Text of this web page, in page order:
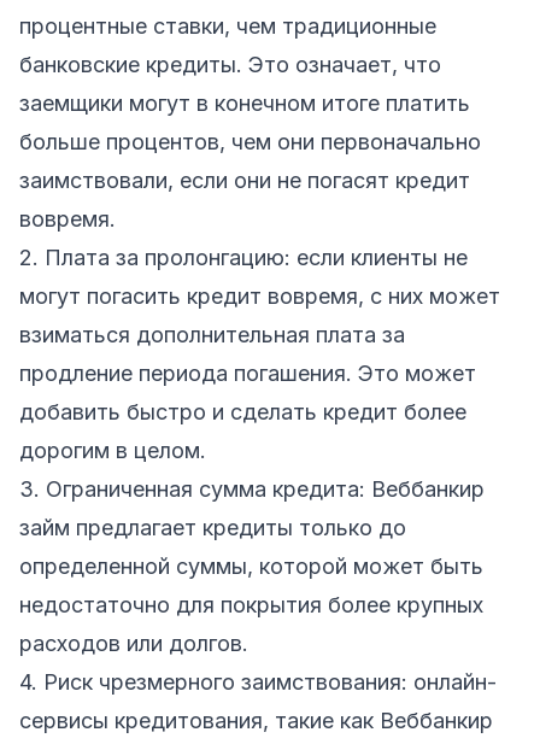
процентные ставки, чем традиционные
банковские кредиты. Это означает, что
заемщики могут в конечном итоге платить
больше процентов, чем они первоначально
заимствовали, если они не погасят кредит
вовремя.
2. Плата за пролонгацию: если клиенты не
могут погасить кредит вовремя, с них может
взиматься дополнительная плата за
продление периода погашения. Это может
добавить быстро и сделать кредит более
дорогим в целом.
3. Ограниченная сумма кредита: Веббанкир
займ предлагает кредиты только до
определенной суммы, которой может быть
недостаточно для покрытия более крупных
расходов или долгов.
4. Риск чрезмерного заимствования: онлайн-
сервисы кредитования, такие как Веббанкир